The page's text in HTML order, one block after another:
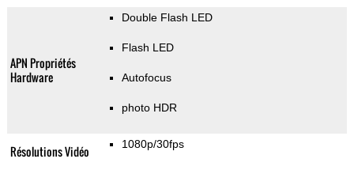
APN Propriétés
Hardware
Double Flash LED
Flash LED
Autofocus
photo HDR
Résolutions Vidéo 1080p/30fps